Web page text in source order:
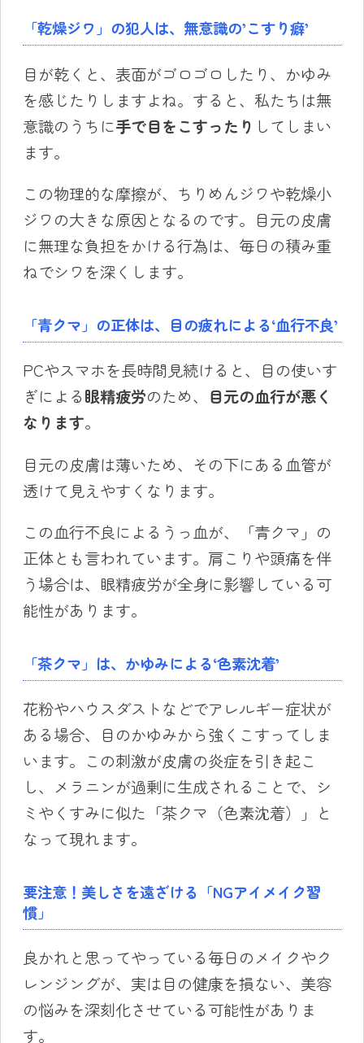
「乾燥ジワ」の犯人は、無意識の’こすり癖’
目が乾くと、表面がゴロゴロしたり、かゆみ
を感じたりしますよね。すると、私たちは無
意識のうちに手で目をこすったり してしまい
ます。
この物理的な摩擦が、ちりめんジワや乾燥小
ジワの大きな原因となるのです。目元の皮膚
に無理な負担をかける行為は、毎日の積み重
ねでシワを深くします。
「青クマ」の正体は、目の疲れによる‘血行不良’
PCやスマホを長時間見続けると、目の使いす
ぎによる眼精疲労のため、 目元の血行が悪く
なります。
目元の皮膚は薄いため、その下にある血管が
透けて見えやすくなります。
この血行不良によるうっ血が、「青クマ」の
正体とも言われています。肩こりや頭痛を伴
う場合は、眼精疲労が全身に影響している可
能性があります。
「茶クマ」は、かゆみによる‘色素沈着’
花粉やハウスダストなどでアレルギー症状が
ある場合、目のかゆみから強くこすってしま
います。この刺激が皮膚の炎症を引き起こ
し、メラニンが過剰に生成されることで、シ
ミやくすみに似た「茶クマ（色素沈着）」と
なって現れます。
要注意！美しさを遠ざける「NGアイメイク習
慣」
良かれと思ってやっている毎日のメイクやク
レンジングが、実は目の健康を損ない、美容
の悩みを深刻化させている可能性がありま
す。